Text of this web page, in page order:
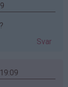
Svar